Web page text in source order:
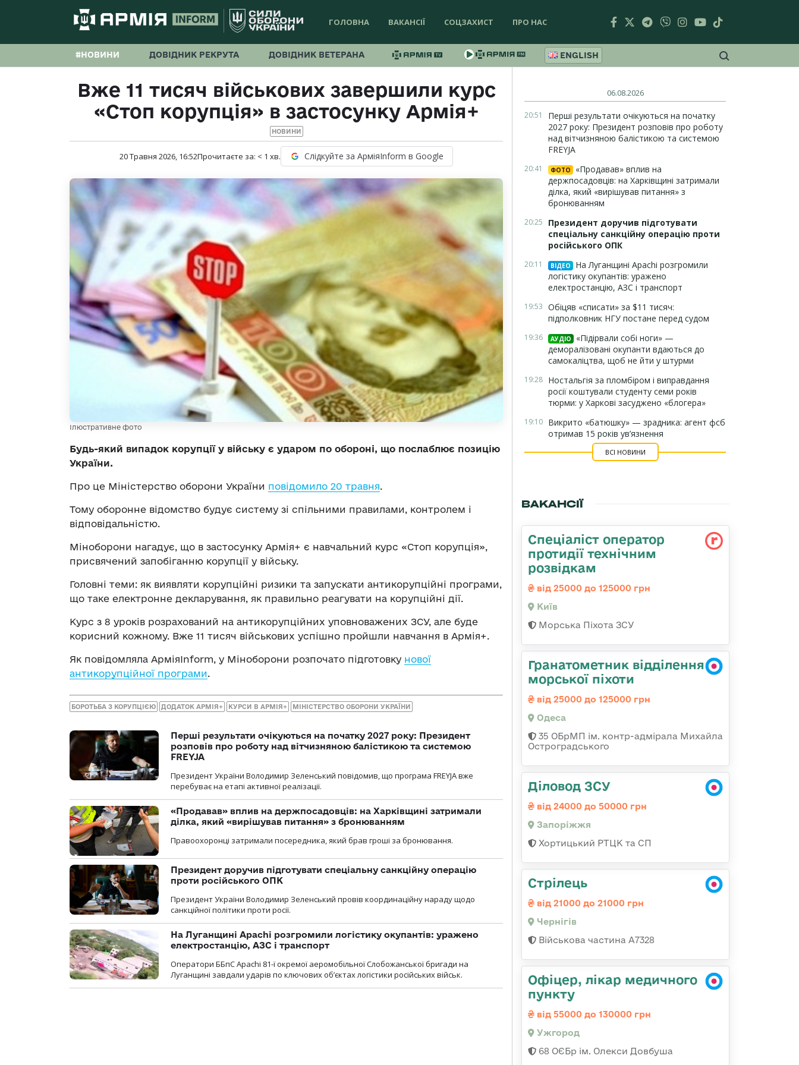
ГОЛОВНА ВАКАНСІЇ СОЦЗАХИСТ ПРО НАС
#НОВИНИ ДОВІДНИК РЕКРУТА ДОВІДНИК ВЕТЕРАНА ENGLISH
Вже 11 тисяч військових завершили курс
«Стоп корупція» в застосунку Армія+
НОВИНИ
20 Травня 2026, 16:52Прочитаєте за: < 1 хв. Слідкуйте за АрміяInform в Google
Ілюстративне фото
Будь-який випадок корупції у війську є ударом по обороні, що послаблює позицію
України.
Про це Міністерство оборони України повідомило 20 травня.
Тому оборонне відомство будує систему зі спільними правилами, контролем і
відповідальністю.
Міноборони нагадує, що в застосунку Армія+ є навчальний курс «Стоп корупція»,
присвячений запобіганню корупції у війську.
Головні теми: як виявляти корупційні ризики та запускати антикорупційні програми,
що таке електронне декларування, як правильно реагувати на корупційні дії.
Курс з 8 уроків розрахований на антикорупційних уповноважених ЗСУ, але буде
корисний кожному. Вже 11 тисяч військових успішно пройшли навчання в Армія+.
Як повідомляла АрміяInform, у Міноборони розпочато підготовку нової
антикорупційної програми.
БОРОТЬБА З КОРУПЦІЄЮ ДОДАТОК АРМІЯ+ КУРСИ В АРМІЯ+ МІНІСТЕРСТВО ОБОРОНИ УКРАЇНИ
Перші результати очікуються на початку 2027 року: Президент
розповів про роботу над вітчизняною балістикою та системою
FREYJA
Президент України Володимир Зеленський повідомив, що програма FREYJA вже
перебуває на етапі активної реалізації.
«Продавав» вплив на держпосадовців: на Харківщині затримали
ділка, який «вирішував питання» з бронюванням
Правоохоронці затримали посередника, який брав гроші за бронювання.
Президент доручив підготувати спеціальну санкційну операцію
проти російського ОПК
Президент України Володимир Зеленський провів координаційну нараду щодо
санкційної політики проти росії.
На Луганщині Apachi розгромили логістику окупантів: уражено
електростанцію, АЗС і транспорт
Оператори ББпС Apachi 81-ї окремої аеромобільної Слобожанської бригади на
Луганщині завдали ударів по ключових об’єктах логістики російських військ.
06.08.2026
20:51
Перші результати очікуються на початку
2027 року: Президент розповів про роботу
над вітчизняною балістикою та системою
FREYJA
20:41 ФОТО
«Продавав» вплив на
держпосадовців: на Харківщині затримали
ділка, який «вирішував питання» з
бронюванням
20:25
Президент доручив підготувати
спеціальну санкційну операцію проти
російського ОПК
20:11 ВІДЕО
На Луганщині Apachi розгромили
логістику окупантів: уражено
електростанцію, АЗС і транспорт
19:53 Обіцяв «списати» за $11 тисяч:
підполковник НГУ постане перед судом
19:36 АУДІО
«Підірвали собі ноги» —
деморалізовані окупанти вдаються до
самокаліцтва, щоб не йти у штурми
19:28 Ностальгія за пломбіром і виправдання
росії коштували студенту семи років
тюрми: у Харкові засуджено «блогера»
19:10 Викрито «батюшку» — зрадника: агент фсб
отримав 15 років ув’язнення
ВСІ НОВИНИ
ВАКАНСІЇ
Спеціаліст оператор
протидії технічним
розвідкам
від 25000 до 125000 грн
Київ
Морська Піхота ЗСУ
Гранатометник відділення
морської піхоти
від 25000 до 125000 грн
Одеса
35 ОБрМП ім. контр-адмірала Михайла
Остроградського
Діловод ЗСУ
від 24000 до 50000 грн
Запоріжжя
Хортицький РТЦК та СП
Стрілець
від 21000 до 21000 грн
Чернігів
Військова частина А7328
Офіцер, лікар медичного
пункту
від 55000 до 130000 грн
Ужгород
68 ОЄБр ім. Олекси Довбуша